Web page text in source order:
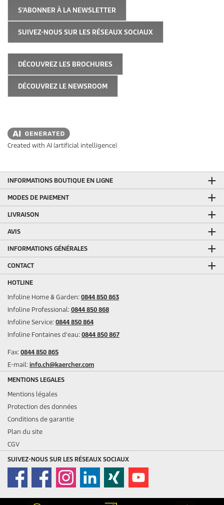
S’ABONNER À LA NEWSLETTER
SUIVEZ-NOUS SUR LES RÉSEAUX SOCIAUX
DÉCOUVREZ LES BROCHURES
DÉCOUVREZ LE NEWSROOM
Created with AI (artificial intelligence)
INFORMATIONS BOUTIQUE EN LIGNE
MODES DE PAIEMENT
LIVRAISON
AVIS
INFORMATIONS GÉNÉRALES
CONTACT
HOTLINE
Infoline Home & Garden: 0844 850 863
Infoline Professional: 0844 850 868
Infoline Service: 0844 850 864
Infoline Fontaines d'eau: 0844 850 867
Fax: 0844 850 865
E-mail: info.ch@kaercher.com
MENTIONS LEGALES
Mentions légales
Protection des données
Conditions de garantie
Plan du site
CGV
SUIVEZ-NOUS SUR LES RÉSEAUX SOCIAUX